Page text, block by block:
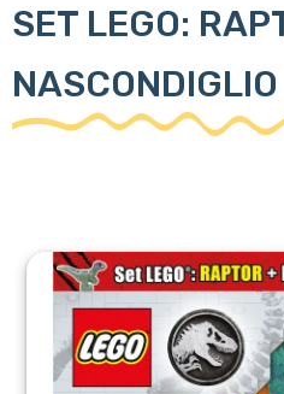
SET LEGO:
NASCONDIGLIO